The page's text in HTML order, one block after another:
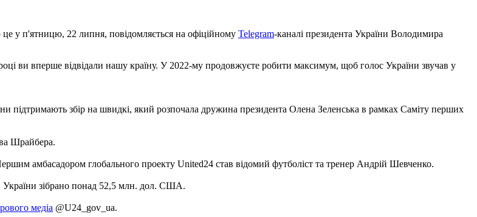
у п'ятницю, 22 липня, повідомляється на офіційному Telegram-каналі президента України Володимира
ви вперше відвідали нашу країну. У 2022-му продовжуєте робити максимум, щоб голос України звучав у
підтримають збір на швидкі, який розпочала дружина президента Олена Зеленська в рамках Саміту перших
Шрайбера.
амбасадором глобального проекту United24 став відомий футболіст та тренер Андрій Шевченко.
України зібрано понад 52,5 млн. дол. США.
медіа @U24_gov_ua.